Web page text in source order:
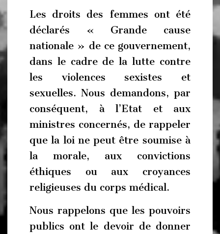
Les droits des femmes ont été
déclarés « Grande cause
nationale » de ce gouvernement,
dans le cadre de la lutte contre
les violences sexistes et
sexuelles. Nous demandons, par
conséquent, à l’Etat et aux
ministres concernés, de rappeler
que la loi ne peut être soumise à
la morale, aux convictions
éthiques ou aux croyances
religieuses du corps médical.
Nous rappelons que les pouvoirs
publics ont le devoir de donner